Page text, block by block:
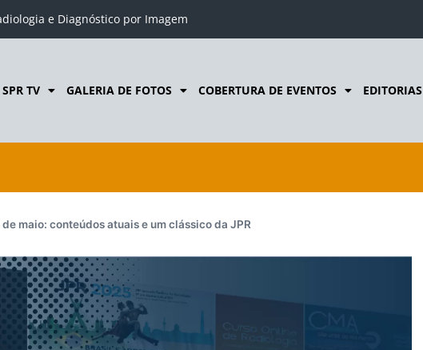
e Diagnóstico por Imagem
SPR TV GALERIA DE FOTOS COBERTURA DE EVENTOS EDITORIAS
de maio: conteúdos atuais e um clássico da JPR